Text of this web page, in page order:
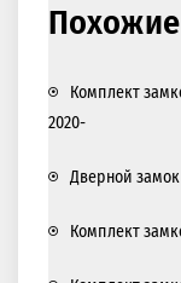
Комплект
2020-
Дверной
Комплект